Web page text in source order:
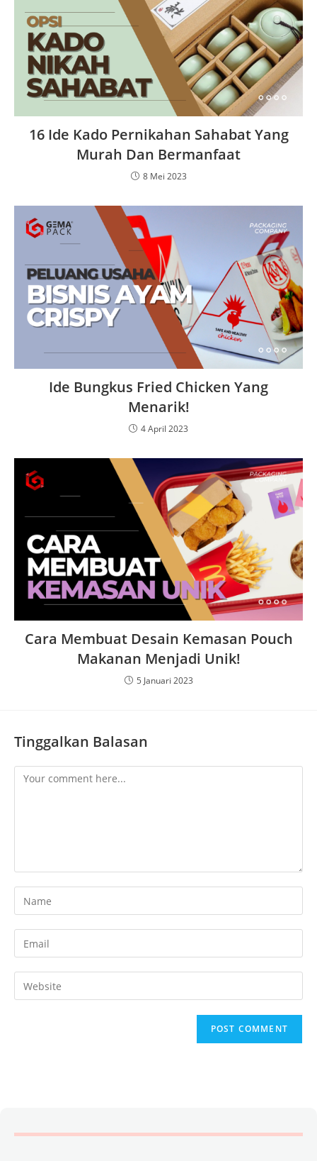
16 Ide Kado Pernikahan Sahabat Yang
Murah Dan Bermanfaat
8 Mei 2023
Ide Bungkus Fried Chicken Yang
Menarik!
4 April 2023
Cara Membuat Desain Kemasan Pouch
Makanan Menjadi Unik!
5 Januari 2023
Tinggalkan Balasan